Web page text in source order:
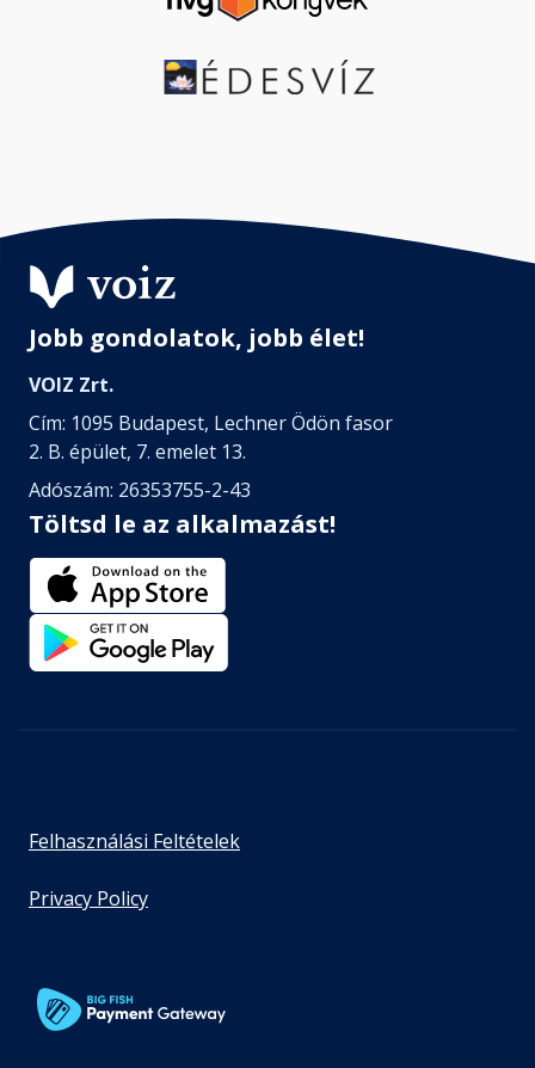
Jobb gondolatok, jobb élet!
VOIZ Zrt.
Cím: 1095 Budapest, Lechner Ödön fasor
2. B. épület, 7. emelet 13.
Adószám: 26353755-2-43
Töltsd le az alkalmazást!
Felhasználási Feltételek
Privacy Policy